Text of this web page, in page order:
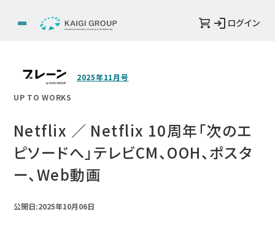
ログイン
2025年11月号
UP TO WORKS
Netflix ／ Netflix 10周年「次のエ
ピソードへ」テレビCM、OOH、ポスタ
ー、Web動画
公開日:2025年10月06日